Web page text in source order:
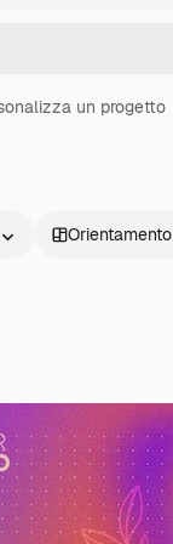
un progetto
Orientamento
Prodotti